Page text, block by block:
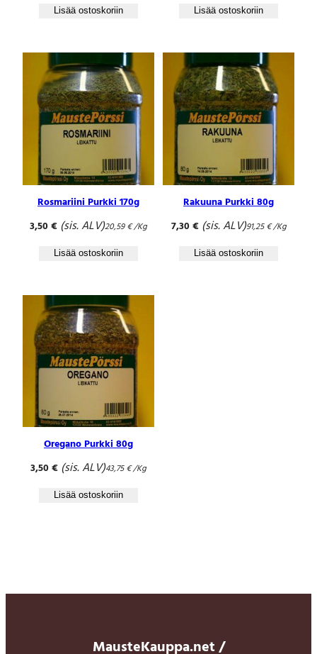
Lisää ostoskoriin Lisää ostoskoriin
Rosmariini Purkki 170g
3,50€ (sis. ALV)20,59€/Kg
Lisää ostoskoriin
Rakuuna Purkki 80g
7,30€ (sis. ALV)91,25€/Kg
Lisää ostoskoriin
Oregano Purkki 80g
3,50€ (sis. ALV)43,75€/Kg
Lisää ostoskoriin
MausteKauppa.net /